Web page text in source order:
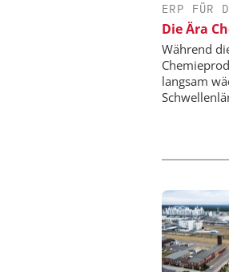
ERP FÜR
Die Ära
Während
langsam